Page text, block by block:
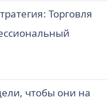
Торговля
чтобы они на